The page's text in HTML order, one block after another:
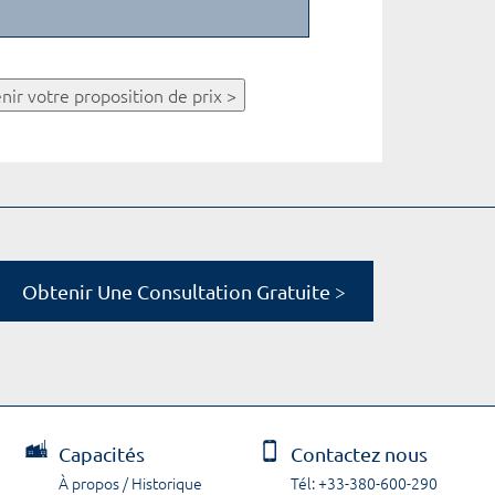
votre proposition de prix >
Obtenir Une Consultation Gratuite >
Capacités
À propos / Historique
Contactez nous
Tél: +33-380-600-290